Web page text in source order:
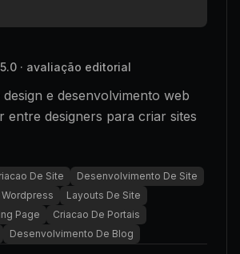
· avaliação editorial
e desenvolvimento web
entre designers para criar sites
De Site
Desenvolvimento De Site
Layouts De Site
Page
Criacao De Portais
Desenvolvimento De Blog